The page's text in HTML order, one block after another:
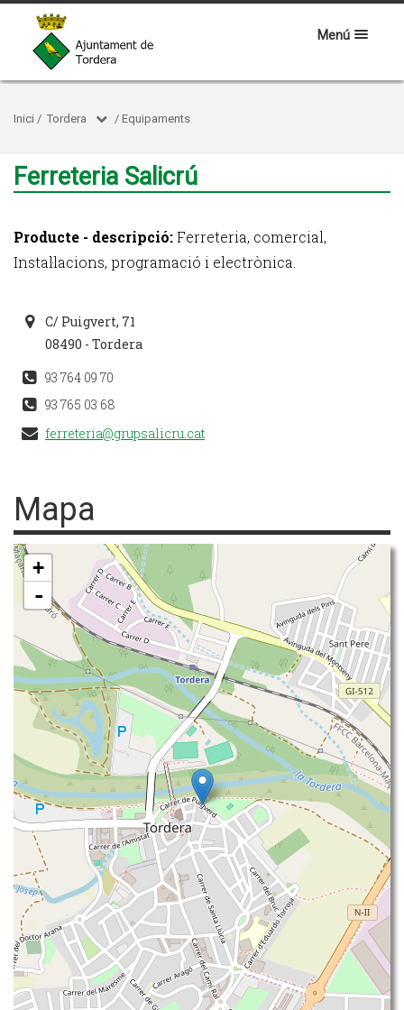
Menú
Inici / Tordera / Equipaments
Ferreteria Salicrú
Producte - descripció:Ferreteria, comercial,
Instal·lacions, programació i electrònica.
C/ Puigvert, 71
08490 - Tordera
93 764 09 70
93 765 03 68
ferreteria@grupsalicru.cat
Mapa
+
-